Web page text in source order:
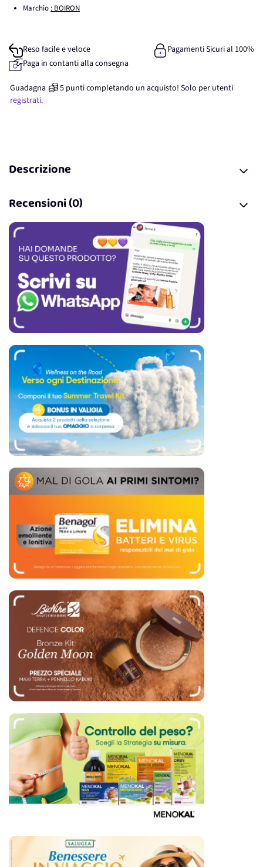
Marchio : BOIRON
Reso facile e veloce
Pagamenti Sicuri al 100%
Paga in contanti alla consegna
Guadagna 5 punticompletando un acquisto! Solo per utenti
registrati.
Descrizione
Recensioni (0)